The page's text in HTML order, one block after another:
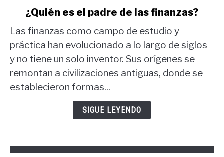
¿Quién
es
el
las
¿Quién es el padre de las finanzas?
Las finanzas como campo de estudio y
práctica han evolucionado a lo largo de siglos
y no tiene un solo inventor. Sus orígenes se
remontan a civilizaciones antiguas, donde se
establecieron formas...
SIGUE LEYENDO